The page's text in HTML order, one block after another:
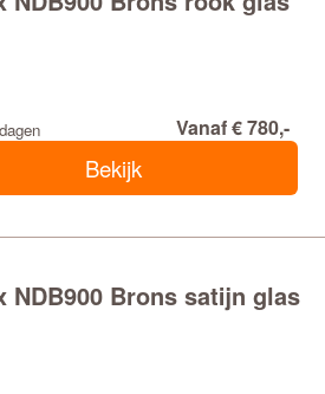
Vanaf € 780,-
Bekijk
NDB900 Brons satijn glas